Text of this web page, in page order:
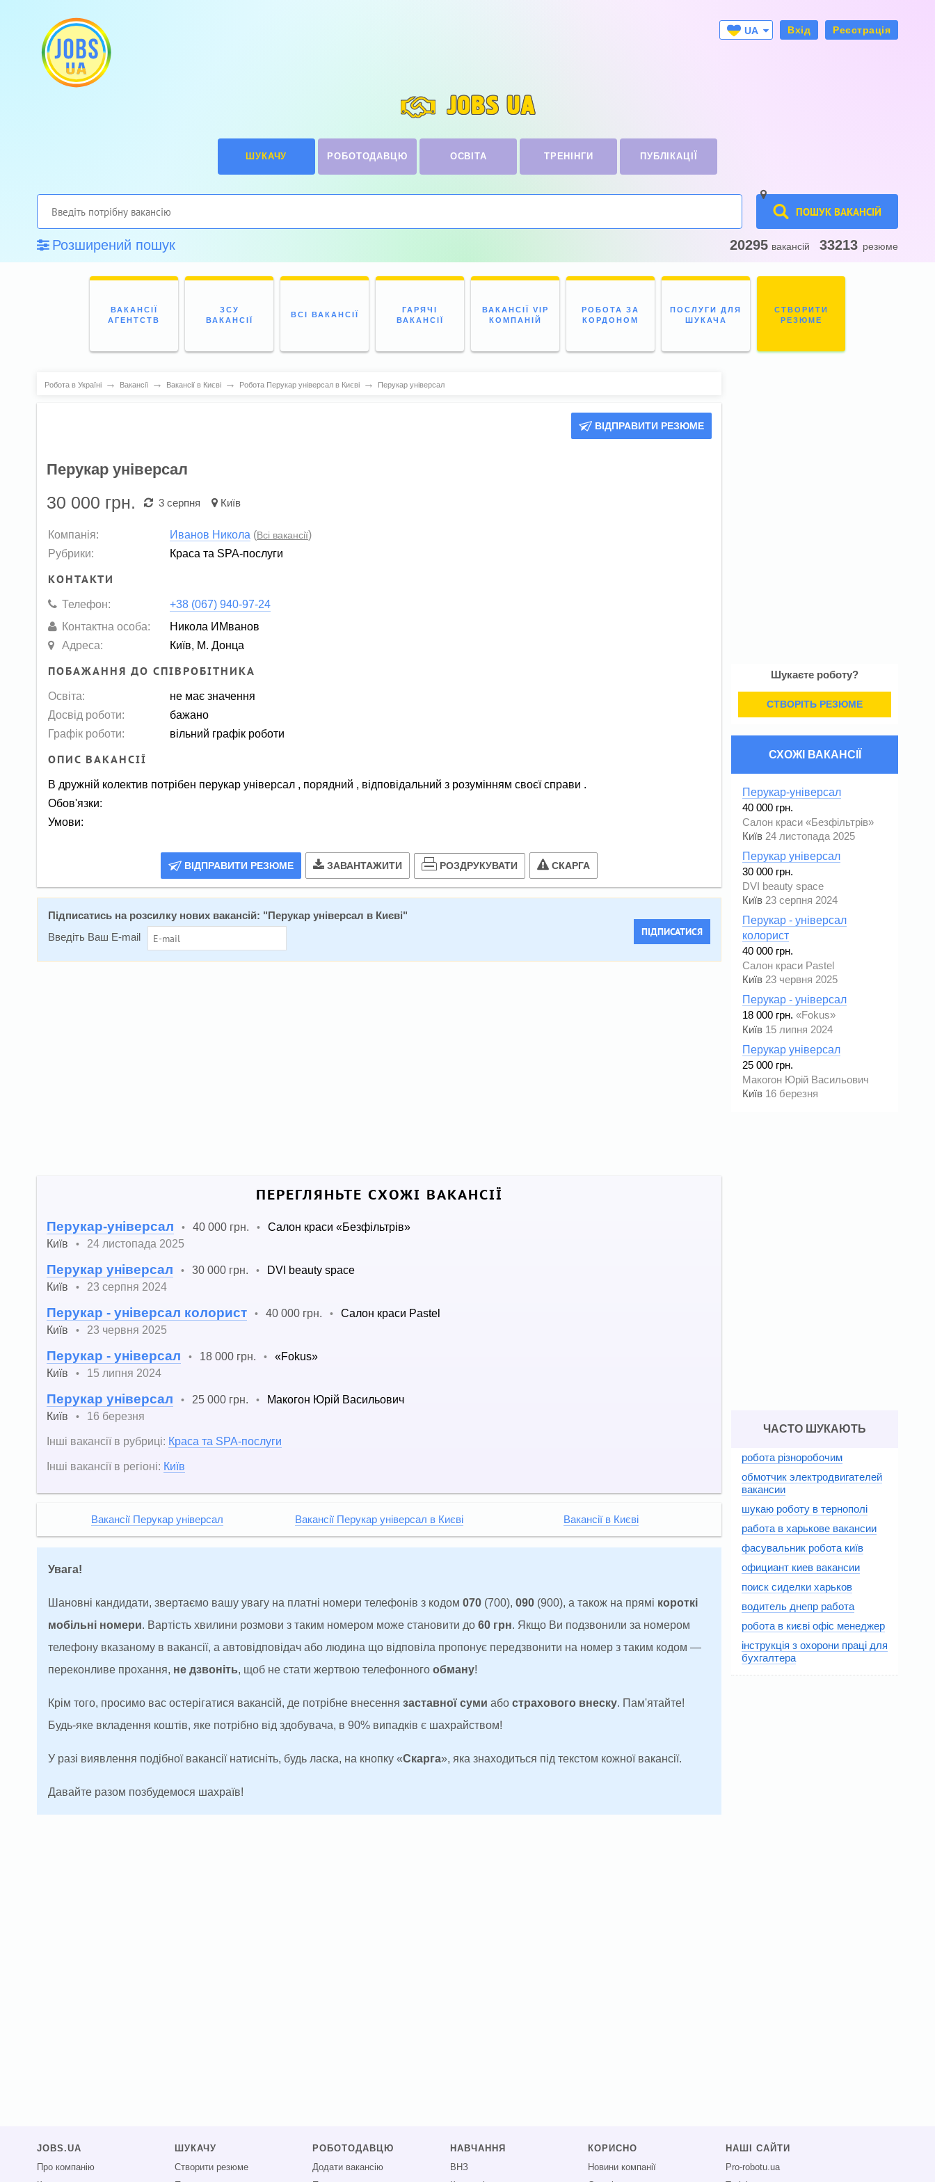
UA
Вхід Реєстрація
JOBS UA
ШУКАЧУ РОБОТОДАВЦЮ ОСВІТА ТРЕНІНГИ ПУБЛІКАЦІЇ
ПОШУК ВАКАНСІЙ
Розширений пошук 20295 вакансій 33213 резюме
ВАКАНСІЇ
АГЕНТСТВ
ЗСУ
ВАКАНСІЇ
ВСІ ВАКАНСІЇ
ГАРЯЧІ
ВАКАНСІЇ
ВАКАНСІЇ VIP
КОМПАНІЙ
РОБОТА ЗА
КОРДОНОМ
ПОСЛУГИ ДЛЯ
ШУКАЧА
СТВОРИТИ
РЕЗЮМЕ
Робота в Україні → Вакансії → Вакансії в Києві → Робота Перукар універсал в Києві → Перукар універсал
ВІДПРАВИТИ РЕЗЮМЕ
Перукар універсал
30 000 грн. 3 серпня Київ
Компанія: Иванов Никола (Всі вакансії)
Рубрики:
Краса та SPA-послуги
КОНТАКТИ
Телефон:
+38 (067) 940-97-24
Контактна особа:
Никола ИМванов
Адреса:
Київ, М. Донца
ПОБАЖАННЯ ДО СПІВРОБІТНИКА
Освіта:
не має значення
Досвід роботи:
бажано
Графік роботи:
вільний графік роботи
ОПИС ВАКАНСІЇ
В дружній колектив потрібен перукар універсал , порядний , відповідальний з розумінням своєї справи .
Обов'язки:
Умови:
ВІДПРАВИТИ РЕЗЮМЕ ЗАВАНТАЖИТИ РОЗДРУКУВАТИ СКАРГА
Підписатись на розсилку нових вакансій: " Перукар універсал в Києві"
Введіть Ваш E-mail
ПІДПИСАТИСЯ
ПЕРЕГЛЯНЬТЕ СХОЖІ ВАКАНСІЇ
Перукар-універсал • 40 000 грн. •
Салон краси «Безфільтрів»
Київ
• 24 листопада 2025
Перукар універсал • 30 000 грн. •
DVI beauty space
Київ
• 23 серпня 2024
Перукар - універсал колорист • 40 000 грн. •
Салон краси Pastel
Київ
• 23 червня 2025
Перукар - універсал • 18 000 грн. •
«Fokus»
Київ
• 15 липня 2024
Перукар універсал • 25 000 грн. •
Макогон Юрій Васильович
Київ
•
16 березня
Інші вакансії в рубриці: Краса та SPA-послуги
Інші вакансії в регіоні: Київ
Вакансії Перукар універсал Вакансії Перукар універсал в Києві Вакансії в Києві
Увага!
Шановні кандидати, звертаємо вашу увагу на платні номери телефонів з кодом 070 (700), 090 (900), а також на прямі короткі
мобільні номери. Вартість хвилини розмови з таким номером може становити до 60 грн. Якщо Ви подзвонили за номером
телефону вказаному в вакансії, а автовідповідач або людина що відповіла пропонує передзвонити на номер з таким кодом —
переконливе прохання, не дзвоніть, щоб не стати жертвою телефонного обману!
Крім того, просимо вас остерігатися вакансій, де потрібне внесення заставної суми або страхового внеску. Пам'ятайте!
Будь-яке вкладення коштів, яке потрібно від здобувача, в 90% випадків є шахрайством!
У разі виявлення подібної вакансії натисніть, будь ласка, на кнопку «Скарга», яка знаходиться під текстом кожної вакансії.
Давайте разом позбудемося шахраїв!
Шукаєте роботу?
СТВОРІТЬ РЕЗЮМЕ
СХОЖІ ВАКАНСІЇ
Перукар-універсал
40 000 грн.
Салон краси «Безфільтрів»
Київ 24 листопада 2025
Перукар універсал
30 000 грн.
DVI beauty space
Київ 23 серпня 2024
Перукар - універсал
колорист
40 000 грн.
Салон краси Pastel
Київ 23 червня 2025
Перукар - універсал
18 000 грн. «Fokus»
Київ 15 липня 2024
Перукар універсал
25 000 грн.
Макогон Юрій Васильович
Київ 16 березня
ЧАСТО ШУКАЮТЬ
робота різноробочим
обмотчик электродвигателей
вакансии
шукаю роботу в тернополі
работа в харькове вакансии
фасувальник робота київ
официант киев вакансии
поиск сиделки харьков
водитель днепр работа
робота в києві офіс менеджер
інструкція з охорони праці для
бухгалтера
JOBS.UA
Про компанію
ШУКАЧУ
Створити резюме
РОБОТОДАВЦЮ
Додати вакансію
НАВЧАННЯ
ВНЗ
КОРИСНО
Новини компанії
НАШІ САЙТИ
Pro-robotu.ua